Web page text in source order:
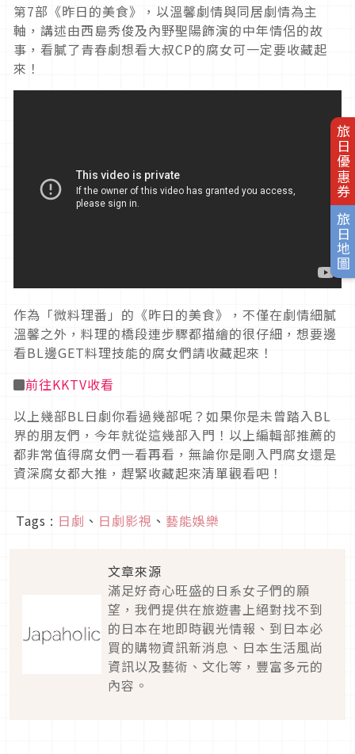
旅日優惠券
旅日地圖
第7部《昨日的美食》，以溫馨劇情與同居劇情為主
軸，講述由西島秀俊及內野聖陽飾演的中年情侶的故
事，看膩了青春劇想看大叔CP的腐女可一定要收藏起
來！
作為「微料理番」的《昨日的美食》，不僅在劇情細膩
溫馨之外，料理的橋段連步驟都描繪的很仔細，想要邊
看BL邊GET料理技能的腐女們請收藏起來！
◼前往KKTV收看
以上幾部BL日劇你看過幾部呢？如果你是未曾踏入BL
界的朋友們，今年就從這幾部入門！以上編輯部推薦的
都非常值得腐女們一看再看，無論你是剛入門腐女還是
資深腐女都大推，趕緊收藏起來清單觀看吧！
Tags : 日劇 、 日劇影視 、 藝能娛樂
文章來源
滿足好奇心旺盛的日系女子們的願
望，我們提供在旅遊書上絕對找不到
的日本在地即時觀光情報、到日本必
買的購物資訊新消息、日本生活風尚
資訊以及藝術、文化等，豐富多元的
內容。